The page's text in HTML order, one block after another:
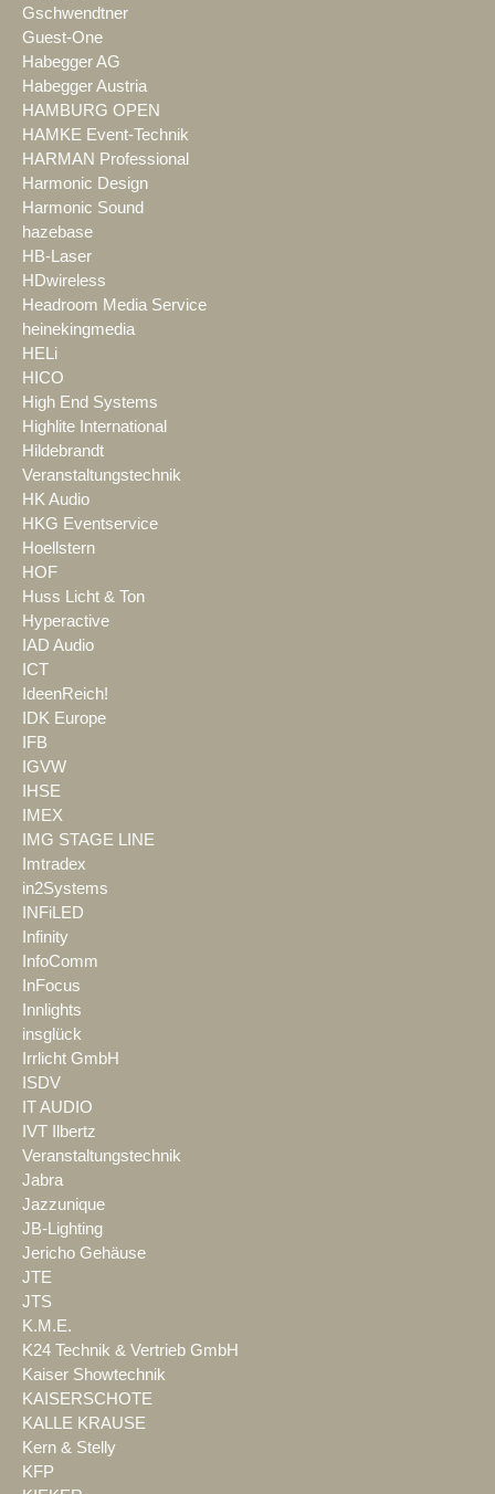
Gschwendtner
Guest-One
Habegger AG
Habegger Austria
HAMBURG OPEN
HAMKE Event-Technik
HARMAN Professional
Harmonic Design
Harmonic Sound
hazebase
HB-Laser
HDwireless
Headroom Media Service
heinekingmedia
HELi
HICO
High End Systems
Highlite International
Hildebrandt
Veranstaltungstechnik
HK Audio
HKG Eventservice
Hoellstern
HOF
Huss Licht & Ton
Hyperactive
IAD Audio
ICT
IdeenReich!
IDK Europe
IFB
IGVW
IHSE
IMEX
IMG STAGE LINE
Imtradex
in2Systems
INFiLED
Infinity
InfoComm
InFocus
Innlights
insglück
Irrlicht GmbH
ISDV
IT AUDIO
IVT Ilbertz
Veranstaltungstechnik
Jabra
Jazzunique
JB-Lighting
Jericho Gehäuse
JTE
JTS
K.M.E.
K24 Technik & Vertrieb GmbH
Kaiser Showtechnik
KAISERSCHOTE
KALLE KRAUSE
Kern & Stelly
KFP